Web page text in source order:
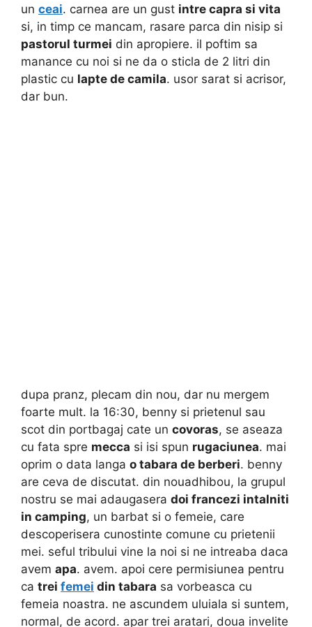
un ceai. carnea are un gust intre capra si vita
si, in timp ce mancam, rasare parca din nisip si
pastorul turmei din apropiere. il poftim sa
manance cu noi si ne da o sticla de 2 litri din
plastic cu lapte de camila. usor sarat si acrisor,
dar bun.
dupa pranz, plecam din nou, dar nu mergem
foarte mult. la 16:30, benny si prietenul sau
scot din portbagaj cate un covoras, se aseaza
cu fata spre mecca si isi spun rugaciunea. mai
oprim o data langa o tabara de berberi. benny
are ceva de discutat. din nouadhibou, la grupul
nostru se mai adaugasera doi francezi intalniti
in camping, un barbat si o femeie, care
descoperisera cunostinte comune cu prietenii
mei. seful tribului vine la noi si ne intreaba daca
avem apa. avem. apoi cere permisiunea pentru
ca trei femei din tabara sa vorbeasca cu
femeia noastra. ne ascundem uluiala si suntem,
normal, de acord. apar trei aratari, doua invelite